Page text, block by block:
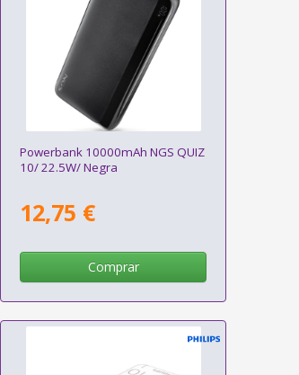
Powerbank 10000mAh NGS QUIZ
10/ 22.5W/ Negra
12,75 €
Comprar